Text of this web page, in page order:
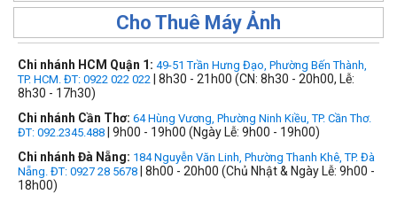
Cho Thuê Máy Ảnh
Chi nhánh HCM Quận 1: 49-51 Trần Hưng Đạo, Phường Bến Thành,
TP. HCM. ĐT: 0922 022 022 | 8h30 - 21h00 (CN: 8h30 - 20h00, Lễ:
8h30 - 17h30)
Chi nhánh Cần Thơ: 64 Hùng Vương, Phường Ninh Kiều, TP. Cần Thơ.
ĐT: 092.2345.488 | 9h00 - 19h00 (Ngày Lễ: 9h00 - 19h00)
Chi nhánh Đà Nẵng: 184 Nguyễn Văn Linh, Phường Thanh Khê, TP. Đà
Nẵng. ĐT: 0927 28 5678 | 8h00 - 20h00 (Chủ Nhật & Ngày Lễ: 9h00 -
18h00)